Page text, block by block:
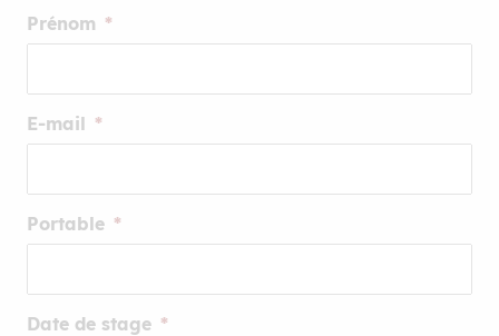
Prénom *
E-mail *
Portable *
Date de stage *